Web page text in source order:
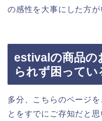
の感性を大事にした方が
estivalの商品の
られず困ってい
多分、こちらのページ
とをすでにご存知だと